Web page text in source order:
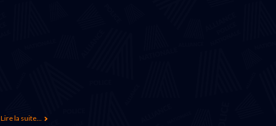
Lire la suite...